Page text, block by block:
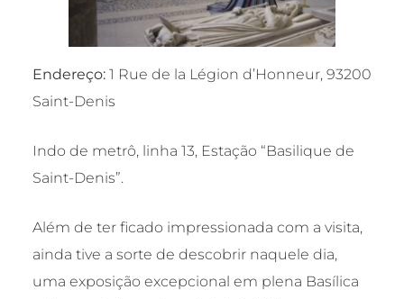
Endereço: 1 Rue de la Légion d’Honneur, 93200
Saint-Denis
Indo de metrô, linha 13, Estação “Basilique de
Saint-Denis”.
Além de ter ficado impressionada com a visita,
ainda tive a sorte de descobrir naquele dia,
uma exposição excepcional em plena Basílica